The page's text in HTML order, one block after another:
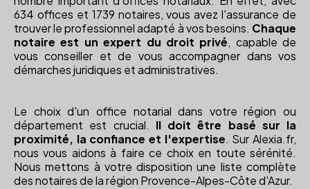
634 offices et 1739 notaires, vous avez l'assurance de
trouver le professionnel adapté à vos besoins. Chaque
notaire est un expert du droit privé, capable de
vous conseiller et de vous accompagner dans vos
démarches juridiques et administratives.
Le choix d'un office notarial dans votre région ou
département est crucial. Il doit être basé sur la
proximité, la confiance et l'expertise. Sur Alexia.fr,
nous vous aidons à faire ce choix en toute sérénité.
Nous mettons à votre disposition une liste complète
des notaires de la région Provence-Alpes-Côte d'Azur.